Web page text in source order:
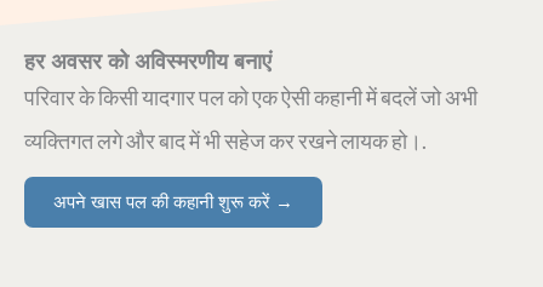
हर अवसर को अविस्मरणीय बनाएं
परिवार के किसी यादगार पल को एक ऐसी कहानी में बदलें जो अभी
व्यक्तिगत लगे और बाद में भी सहेज कर रखने लायक हो।.
अपने खास पल की कहानी शुरू करें →